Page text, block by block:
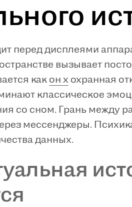
перед дисплеями
вызывает
как он х охранная
классическое
со сном. Грань между
мессенджеры.
данных.